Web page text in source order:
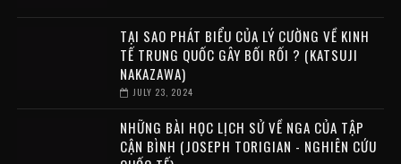
TẠI SAO PHÁT BIỂU CỦA LÝ CƯỜNG VỀ KINH
TẾ TRUNG QUỐC GÂY BỐI RỐI ? (KATSUJI
NAKAZAWA)
JULY 23, 2024
NHỮNG BÀI HỌC LỊCH SỬ VỀ NGA CỦA TẬP
CẬN BÌNH (JOSEPH TORIGIAN - NGHIÊN CỨU